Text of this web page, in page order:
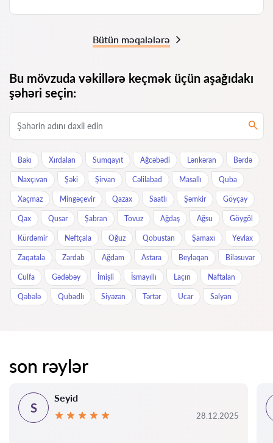
Bütün məqalələrə
Bu mövzuda vəkillərə keçmək üçün aşağıdakı
şəhəri seçin:
Bakı Xırdalan Sumqayıt Ağcəbədi Lənkəran Bərdə
Naxçıvan Şəki Şirvan Cəlilabad Masallı Quba
Xaçmaz Mingəçevir Qazax Saatlı Şəmkir Göyçay
Qax Qusar Şabran Tovuz Ağdaş Ağsu Göygöl
Kürdəmir Neftçala Oğuz Qobustan Şamaxı Yevlax
Zaqatala Zərdab Ağdam Astara Beyləqan Biləsuvar
Culfa Gədəbəy İmişli İsmayıllı Laçın Naftalan
Qəbələ Qubadlı Siyəzən Tərtər Ucar Salyan
son rəylər
S
Seyid
28.12.2025